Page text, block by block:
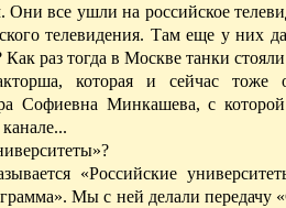
Они все ушли на российское
телевидения. Там еще у них
раз тогда в Москве танки
которая и сейчас тоже
Софиевна Минкашева, с
«Российские
Мы с ней делали передачу